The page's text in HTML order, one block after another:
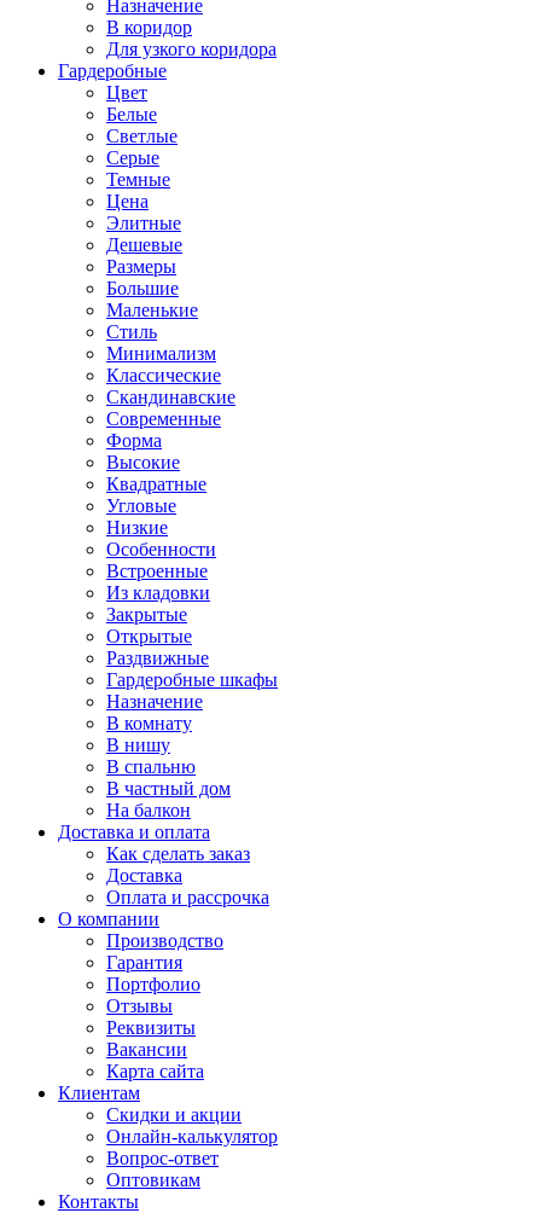
Назначение
В коридор
Для узкого коридора
Гардеробные
Цвет
Белые
Светлые
Серые
Темные
Цена
Элитные
Дешевые
Размеры
Большие
Маленькие
Стиль
Минимализм
Классические
Скандинавские
Современные
Форма
Высокие
Квадратные
Угловые
Низкие
Особенности
Встроенные
Из кладовки
Закрытые
Открытые
Раздвижные
Гардеробные шкафы
Назначение
В комнату
В нишу
В спальню
В частный дом
На балкон
Доставка и оплата
Как сделать заказ
Доставка
Оплата и рассрочка
О компании
Производство
Гарантия
Портфолио
Отзывы
Реквизиты
Вакансии
Карта сайта
Клиентам
Скидки и акции
Онлайн-калькулятор
Вопрос-ответ
Оптовикам
Контакты